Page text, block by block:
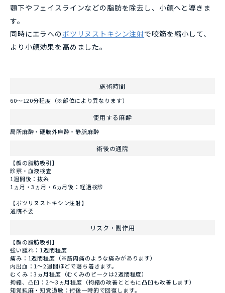
顎下やフェイスラインなどの脂肪を除去し、小顔へと導きま
す。
同時にエラへのボツリヌストキシン注射で咬筋を縮小して、
より小顔効果を高めました。
施術時間
60～120分程度（※部位により異なります）
使用する麻酔
局所麻酔・硬膜外麻酔・静脈麻酔
術後の通院
【顔の脂肪吸引】
診察・血液検査
1週間後：抜糸
1ヵ月・3ヵ月・6ヵ月後：経過検診
【ボツリヌストキシン注射】
通院不要
リスク・副作用
【顔の脂肪吸引】
強い腫れ：1週間程度
痛み：1週間程度（※筋肉痛のような痛みがあります）
内出血：1～2週間ほどで落ち着きます。
むくみ：3ヵ月程度（むくみのピークは2週間程度）
拘縮、凸凹：2～3ヵ月程度（拘縮の改善とともに凸凹も改善します）
知覚鈍麻・知覚過敏：術後一時的で回復します。